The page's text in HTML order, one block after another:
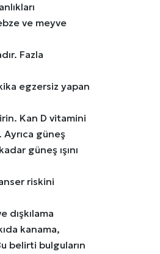
ve meyve
Fazla
egzersiz yapan
Kan D vitamini
güneş
güneş ışını
riskini
dışkılama
kanama,
belirti bulguların